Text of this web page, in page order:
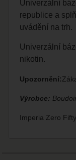
Univerzální
republice a
uvádění na trh.
Univerzální
nikotin.
Upozornění:
Výrobce:
Imperia Zero